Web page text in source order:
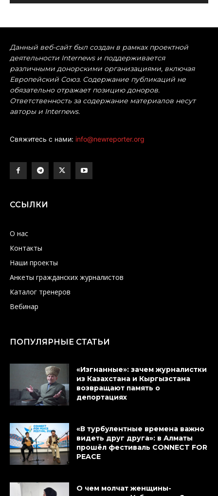
Данный веб-сайт был создан в рамках проектной
деятельности Internews и поддерживается
различными донорскими организациями, включая
Европейский Союз. Содержание публикаций не
обязательно отражает позицию доноров.
Ответственность за содержание материалов несут
авторы и Internews.
Свяжитесь с нами: info@newreporter.org
ССЫЛКИ
О нас
Контакты
Наши проекты
Анкеты гражданских журналистов
Каталог тренеров
Вебинар
ПОПУЛЯРНЫЕ СТАТЬИ
«Изгнанные»: зачем журналистки
из Казахстана и Кыргызстана
возвращают память о
депортациях
«В турбулентные времена важно
видеть друг друга»: в Алматы
прошёл фестиваль CONNECT FOR
PEACE
О чем молчат женщины-